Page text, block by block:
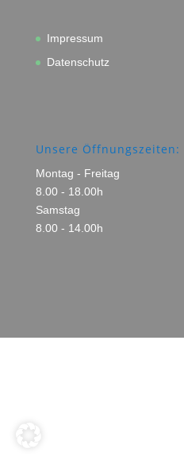
Impressum
Datenschutz
Unsere Öffnungszeiten:
Montag - Freitag
8.00 - 18.00h
Samstag
8.00 - 14.00h